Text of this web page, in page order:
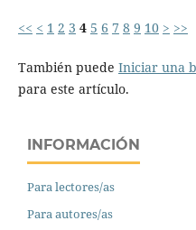
<< < 1 2 3 4 5 6 7 8 9 10 > >>
También puede Iniciar una
para este artículo.
INFORMACIÓN
Para lectores/as
Para autores/as